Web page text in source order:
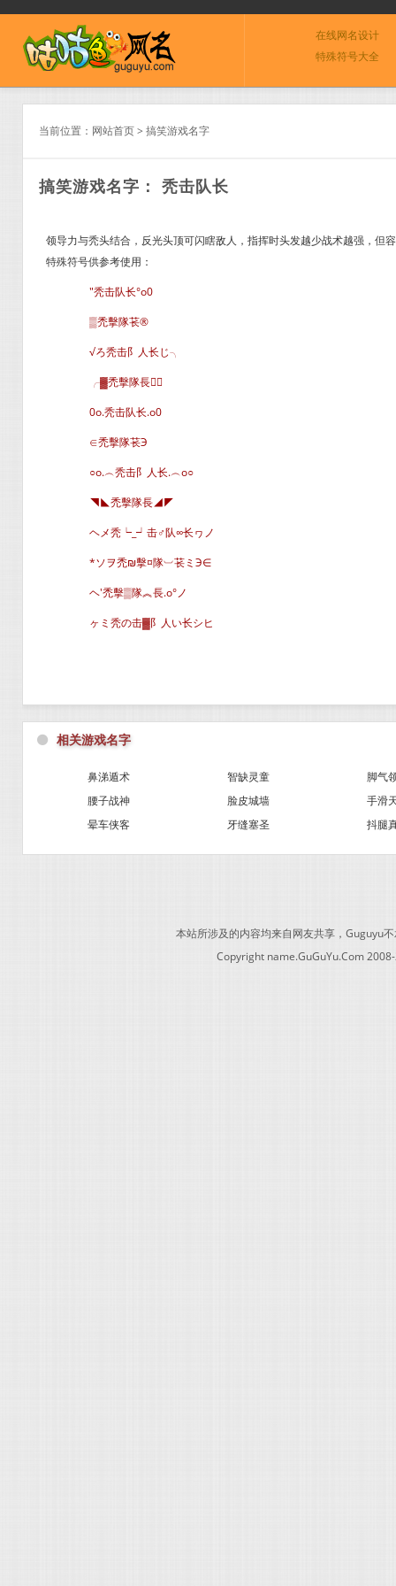
在线网名设计
特殊符号大全
当前位置： 网站首页> 搞笑游戏名字
搞笑游戏名字： 秃击队长
领导力与秃头结合，反光头顶可闪瞎敌人，指挥时头发越少战术越强，但
特殊符号供参考使用：
″秃击队长°o0
▒禿擊隊苌®
√ろ秃击阝人长じ╮
╭▓禿擊隊長∈
0o.秃击队长.o0
∈禿擊隊苌Э
○o.︵秃击阝人长.︵o○
◥◣禿擊隊長◢◤
ヘメ秃┕_┙击♂队∞长ヮノ
*ソヲ禿₪擊¤隊︺苌ミЭ∈
ヘ′禿擊▒隊︽長.o°ノ
ヶミ秃の击▓阝人い长シヒ
⚫ 相关游戏名字
鼻涕遁术 智缺灵童
脚气
腰子战神
脸皮城墙
手滑
晕车侠客
牙缝塞圣 抖腿
本站所涉及的内容均来自网友共享，Guguyu
Copyright name.GuGuYu.Com